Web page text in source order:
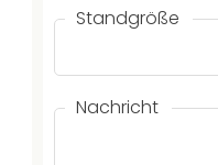
Standgröße
Nachricht